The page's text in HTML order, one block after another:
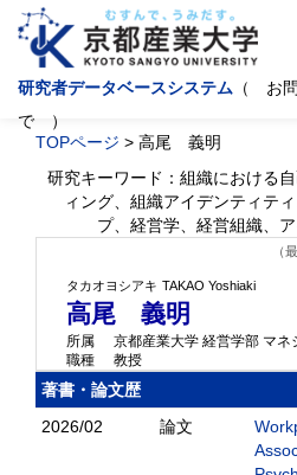
研究者データベースシステム （ お
で ）
TOPページ > 高尾 義明
研究キーワード：組織における
ィング、組織アイデンティテ
プ、経営学、経営組織、
（
タカオヨシアキ TAKAO Yoshiaki
高尾 義明
所属
京都産業大学 経営学部 マネ
職種
教授
著書・論文歴
2026/02
論文